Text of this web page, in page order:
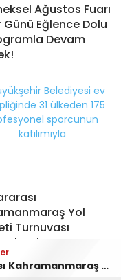
Geleneksel Ağustos Fuarı Pazar Günü Eğlence Dolu İki Programla Devam Edecek!
Kahramanmaraşlı Kaptan Ölü Bulundu!Ağustos Fuarı’nın Yedinci Gününe Zakkum Damgası!
Ağustos Fuarı
Günü Eğlence Dolu
Devam
Yol
Turnuvası
Uluslararası Kahramanmaraş Yol Bisikleti Turnuvası Tamamlandı!